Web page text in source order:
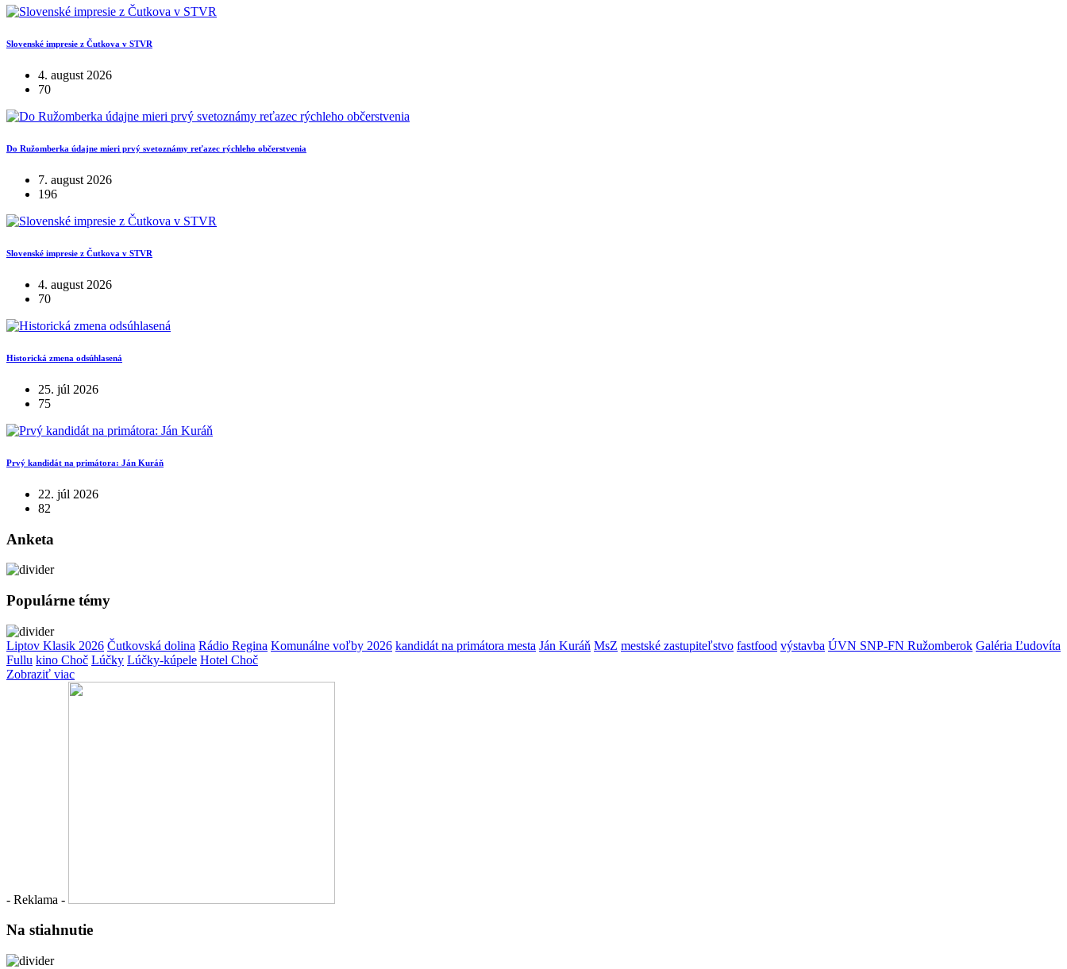
Slovenské impresie z Čutkova v STVR
4. august 2026
70
Do Ružomberka údajne mieri prvý svetoznámy reťazec rýchleho občerstvenia
7. august 2026
196
Slovenské impresie z Čutkova v STVR
4. august 2026
70
Historická zmena odsúhlasená
25. júl 2026
75
Prvý kandidát na primátora: Ján Kuráň
22. júl 2026
82
Anketa
Populárne témy
Liptov Klasik 2026 Čutkovská dolina Rádio Regina Komunálne voľby 2026 kandidát na primátora mesta Ján Kuráň MsZ mestské zastupiteľstvo fastfood výstavba ÚVN SNP-FN Ružomberok Galéria Ľudovíta
Fullu kino Choč Lúčky Lúčky-kúpele Hotel Choč
Zobraziť viac
- Reklama -
Na stiahnutie